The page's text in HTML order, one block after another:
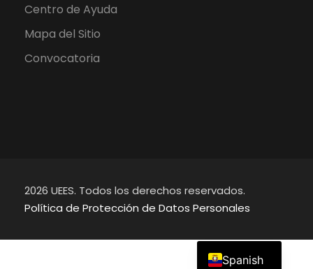
Centro de Ayuda
Mapa del Sitio
Convocatoria
2026 UEES. Todos los derechos reservados.
Política de Protección de Datos Personales
Spanish
English